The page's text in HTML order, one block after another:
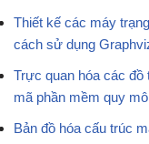
Thiết kế các máy
cách sử dụng
Trực quan hóa các
mã phần mềm quy
Bản đồ hóa cấu trúc